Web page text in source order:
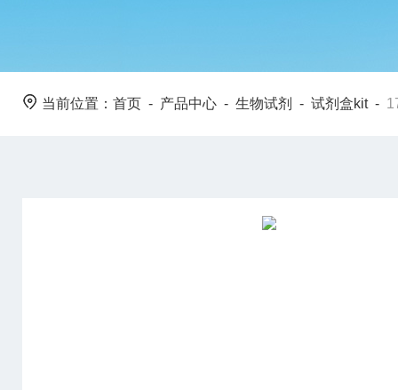
当前位置： 首页 - 产品中心 - 生物试剂 - 试剂盒kit-